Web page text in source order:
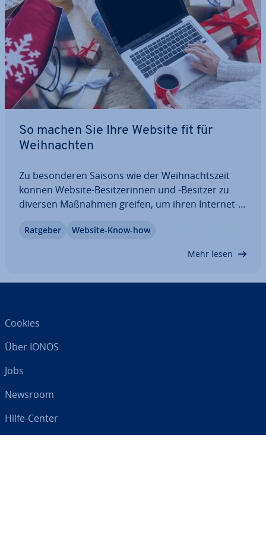
So machen Sie Ihre Website fit für
Weih­nach­ten
Zu be­son­de­ren Saisons wie der Weih­nachts­zeit
können Website-Be­sit­ze­rin­nen und -Besitzer zu
diversen Maßnahmen greifen, um ihren In­ter­net­
Wenn auch Sie Ihre Website weih­nach­ten lassen
Ratgeber Website-Know-how
Mehr lesen
Cookies
Über IONOS
Jobs
Newsroom
Hilfe-Center